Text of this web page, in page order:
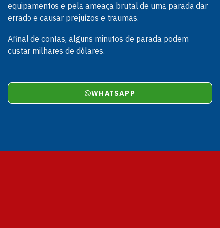
equipamentos e pela ameaça brutal de uma parada dar
errado e causar prejuízos e traumas.
Afinal de contas, alguns minutos de parada podem
custar milhares de dólares.
WHATSAPP